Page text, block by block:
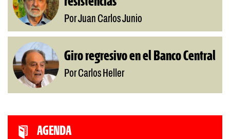
Por Juan Carlos Junio
Giro regresivo en el Banco Central
Por Carlos Heller
AGENDA